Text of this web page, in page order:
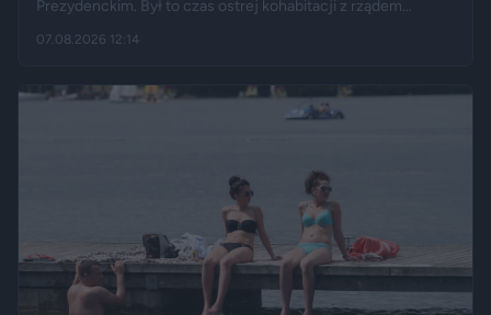
Prezydenckim. Był to czas ostrej kohabitacji z rządem
brakowało też wydarzeń z zupełnie innej kategorii: w
uświetnił występ rapera, Eldo. Pierwszy rok prezydentury
podsumowują m.in. Fakt, Demagog, „Gazeta Wyborcza” i „Do
07.08.2026 12:14